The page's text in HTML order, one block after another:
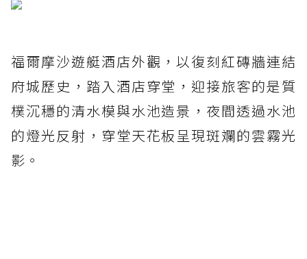
福爾摩沙遊艇酒店外觀，以復刻紅磚牆連結
府城歷史，踏入酒店穿堂，迎接旅客的是質
樸沉穩的清水模與水池造景，夜間透過水池
的燈光反射，穿堂天花板呈現斑斕的雲霧光
影。